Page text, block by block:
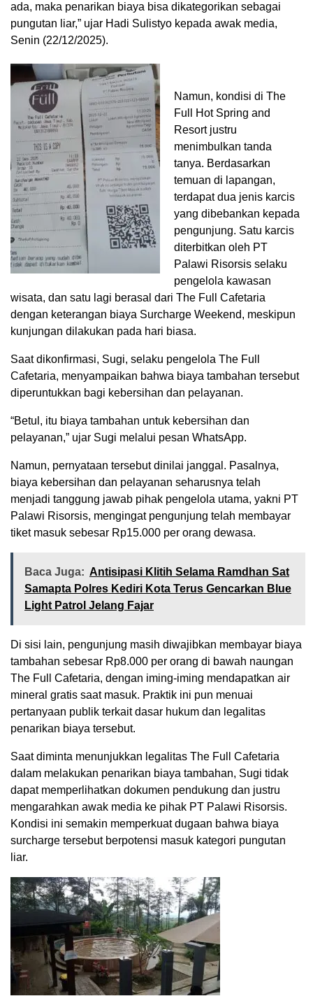
ada, maka penarikan biaya bisa dikategorikan sebagai
pungutan liar,” ujar Hadi Sulistyo kepada awak media,
Senin (22/12/2025).
Namun, kondisi di The
Full Hot Spring and
Resort justru
menimbulkan tanda
tanya. Berdasarkan
temuan di lapangan,
terdapat dua jenis karcis
yang dibebankan kepada
pengunjung. Satu karcis
diterbitkan oleh PT
Palawi Risorsis selaku
pengelola kawasan
wisata, dan satu lagi berasal dari The Full Cafetaria
dengan keterangan biaya Surcharge Weekend, meskipun
kunjungan dilakukan pada hari biasa.
Saat dikonfirmasi, Sugi, selaku pengelola The Full
Cafetaria, menyampaikan bahwa biaya tambahan tersebut
diperuntukkan bagi kebersihan dan pelayanan.
“Betul, itu biaya tambahan untuk kebersihan dan
pelayanan,” ujar Sugi melalui pesan WhatsApp.
Namun, pernyataan tersebut dinilai janggal. Pasalnya,
biaya kebersihan dan pelayanan seharusnya telah
menjadi tanggung jawab pihak pengelola utama, yakni PT
Palawi Risorsis, mengingat pengunjung telah membayar
tiket masuk sebesar Rp15.000 per orang dewasa.
Baca Juga: Antisipasi Klitih Selama Ramdhan Sat
Samapta Polres Kediri Kota Terus Gencarkan Blue
Light Patrol Jelang Fajar
Di sisi lain, pengunjung masih diwajibkan membayar biaya
tambahan sebesar Rp8.000 per orang di bawah naungan
The Full Cafetaria, dengan iming-iming mendapatkan air
mineral gratis saat masuk. Praktik ini pun menuai
pertanyaan publik terkait dasar hukum dan legalitas
penarikan biaya tersebut.
Saat diminta menunjukkan legalitas The Full Cafetaria
dalam melakukan penarikan biaya tambahan, Sugi tidak
dapat memperlihatkan dokumen pendukung dan justru
mengarahkan awak media ke pihak PT Palawi Risorsis.
Kondisi ini semakin memperkuat dugaan bahwa biaya
surcharge tersebut berpotensi masuk kategori pungutan
liar.